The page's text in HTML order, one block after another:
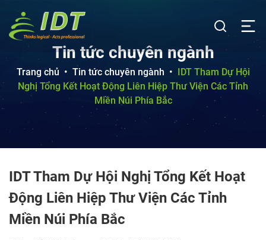
Tin tức chuyên ngành
Trang chủ • Tin tức chuyên ngành • IDT Tham Dự Hội
Nghị Tổng Kết Hoạt Động Liên Hiệp Thư Viện Các Tỉnh
Miền Núi Phía Bắc
IDT Tham Dự Hội Nghị Tổng Kết Hoạt
Động Liên Hiệp Thư Viện Các Tỉnh
Miền Núi Phía Bắc